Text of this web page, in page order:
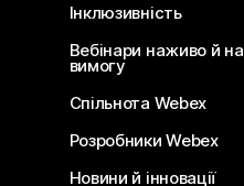
Інклюзивність
Вебінари наживо й на
вимогу
Спільнота Webex
Розробники Webex
Новини й інновації